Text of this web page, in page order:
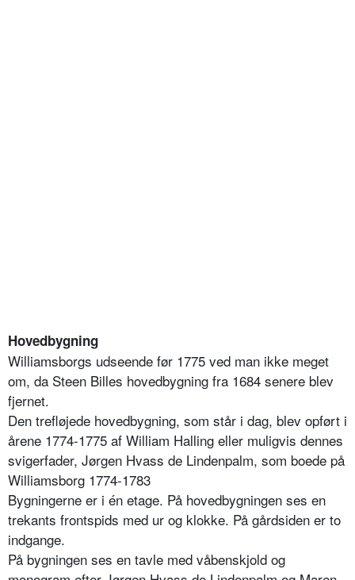
Hovedbygning
Williamsborgs udseende før 1775 ved man ikke meget
om, da Steen Billes hovedbygning fra 1684 senere blev
fjernet.
Den trefløjede hovedbygning, som står i dag, blev opført i
årene 1774-1775 af William Halling eller muligvis dennes
svigerfader, Jørgen Hvass de Lindenpalm, som boede på
Williamsborg 1774-1783
Bygningerne er i én etage. På hovedbygningen ses en
trekants frontspids med ur og klokke. På gårdsiden er to
indgange.
På bygningen ses en tavle med våbenskjold og